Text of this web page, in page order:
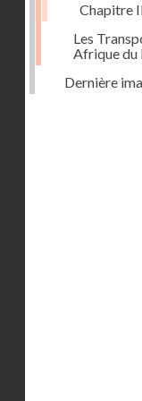
Chapitre
Les
Afrique du
Dernière